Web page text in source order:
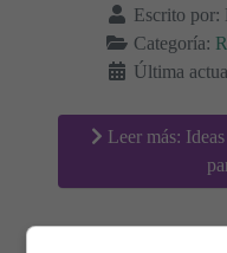
Escrito por:
Categoría:
Última
Leer más: